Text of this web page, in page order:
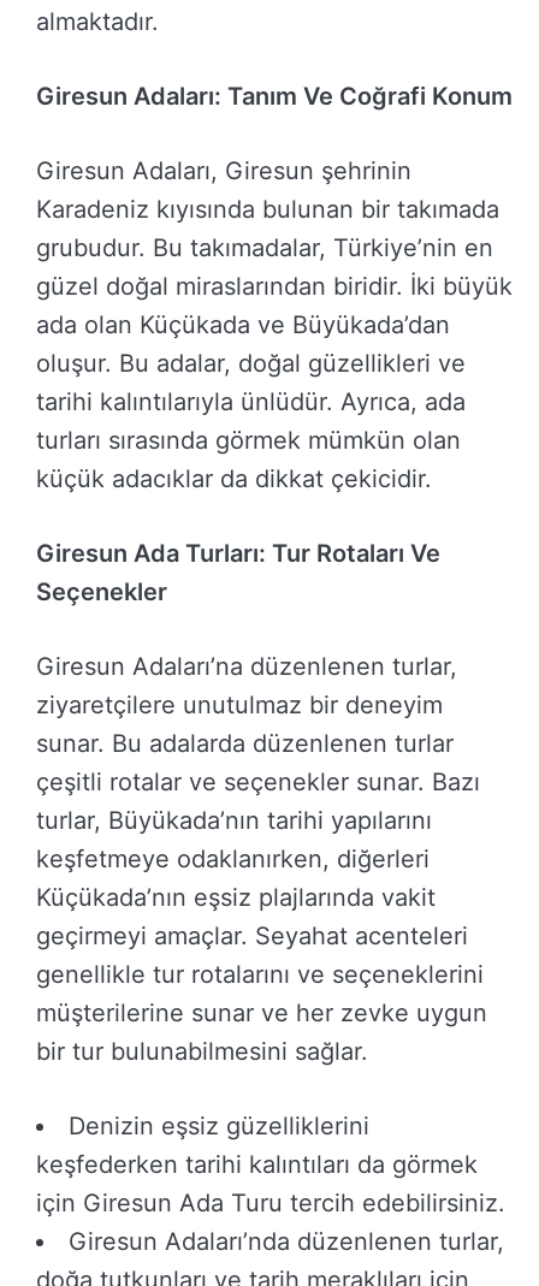
almaktadır.
Giresun Adaları: Tanım Ve Coğrafi Konum
Giresun Adaları, Giresun şehrinin
Karadeniz kıyısında bulunan bir takımada
grubudur. Bu takımadalar, Türkiye’nin en
güzel doğal miraslarından biridir. İki büyük
ada olan Küçükada ve Büyükada’dan
oluşur. Bu adalar, doğal güzellikleri ve
tarihi kalıntılarıyla ünlüdür. Ayrıca, ada
turları sırasında görmek mümkün olan
küçük adacıklar da dikkat çekicidir.
Giresun Ada Turları: Tur Rotaları Ve
Seçenekler
Giresun Adaları’na düzenlenen turlar,
ziyaretçilere unutulmaz bir deneyim
sunar. Bu adalarda düzenlenen turlar
çeşitli rotalar ve seçenekler sunar. Bazı
turlar, Büyükada’nın tarihi yapılarını
keşfetmeye odaklanırken, diğerleri
Küçükada’nın eşsiz plajlarında vakit
geçirmeyi amaçlar. Seyahat acenteleri
genellikle tur rotalarını ve seçeneklerini
müşterilerine sunar ve her zevke uygun
bir tur bulunabilmesini sağlar.
Denizin eşsiz güzelliklerini
keşfederken tarihi kalıntıları da görmek
için Giresun Ada Turu tercih edebilirsiniz.
Giresun Adaları’nda düzenlenen turlar,
doğa tutkunları ve tarih meraklıları için